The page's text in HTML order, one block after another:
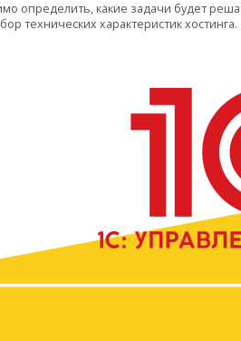
определить, какие задачи будет
технических характеристик хостинга.